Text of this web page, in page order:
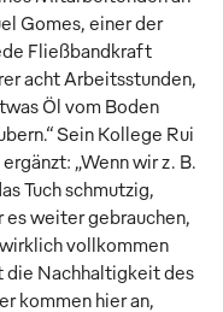
Gomes, einer der
Fließbandkraft
acht Arbeitsstunden,
Öl vom Boden
Sein Kollege Rui
„Wenn wir z. B.
Tuch schmutzig,
weiter gebrauchen,
vollkommen
die Nachhaltigkeit des
kommen hier an,